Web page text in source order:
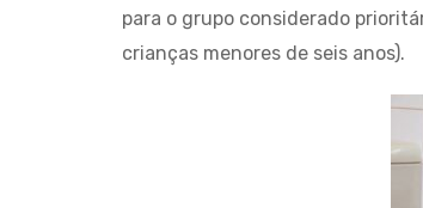
para o grupo considerado
crianças menores de seis anos).